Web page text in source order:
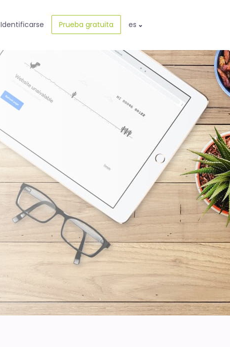
Identificarse Prueba gratuita es